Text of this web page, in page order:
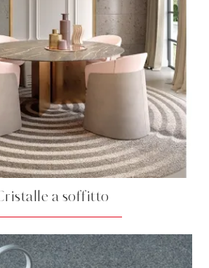
a soffitto